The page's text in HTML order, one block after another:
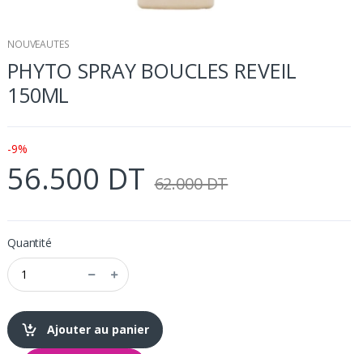
NOUVEAUTES
PHYTO SPRAY BOUCLES REVEIL
150ML
-9%
56.500 DT 62.000 DT
Quantité
Ajouter au panier